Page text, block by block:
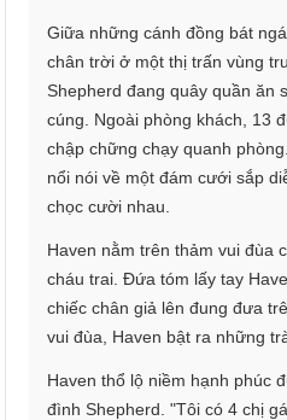
Giữa những cánh đồng bát
chân trời ở một thị trấn vùng
Shepherd đang quây quần ăn
cúng. Ngoài phòng khách, 13
chập chững chạy quanh
nổi nói về một đám cưới sắp
chọc cười nhau.
Haven nằm trên thảm vui đùa
cháu trai. Đứa tóm lấy tay
chiếc chân giả lên đung đưa
vui đùa, Haven bật ra những
Haven thổ lộ niềm hạnh phúc
đình Shepherd. "Tôi có 4 chị